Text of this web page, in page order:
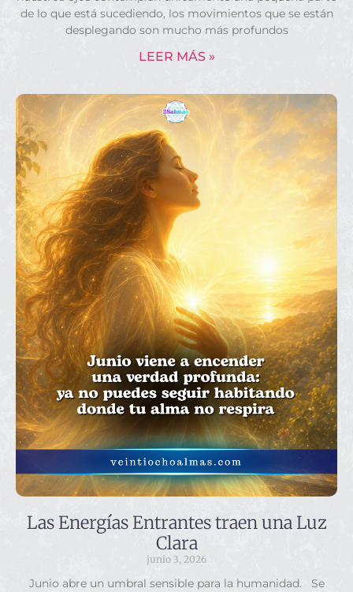
de lo que está sucediendo, los movimientos que se están
desplegando son mucho más profundos
LEER MÁS »
Las Energías Entrantes traen una Luz
Clara
junio 3, 2026
Junio abre un umbral sensible para la humanidad. Se